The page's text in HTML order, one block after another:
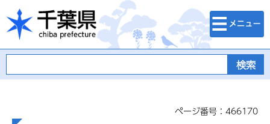
千葉県
検索・メニュ
ー
ページ番号：466170